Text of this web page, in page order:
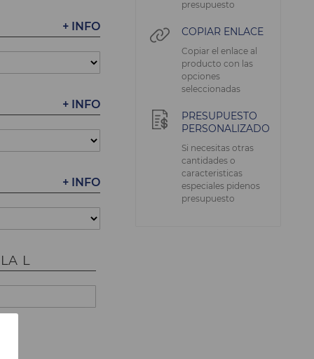
+ INFO
+ INFO
+ INFO
L
presupuesto
COPIAR ENLACE
Copiar el enlace al
producto con las
opciones
seleccionadas
PRESUPUESTO
PERSONALIZADO
Si necesitas otras
cantidades o
caracteristicas
especiales pidenos
presupuesto